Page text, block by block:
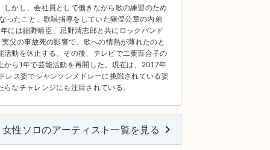
かし、会社員として働きながら歌の練習のため
ったこと、歌唱指導をしていた猪俣公章の内弟
には細野晴臣、忌野清志郎と共にロックバンド
父の事故死の影響で、歌への情熱が薄れたのと
動を休止する。その後、テレビで二葉百合子の
から1年で芸能活動を再開した。現在は、2017年
レス姿でシャンソンメドレーに挑戦されている姿
なチャレンジにも注目されている。
女性ソロのアーティスト一覧を見る keyboard_arrow_right